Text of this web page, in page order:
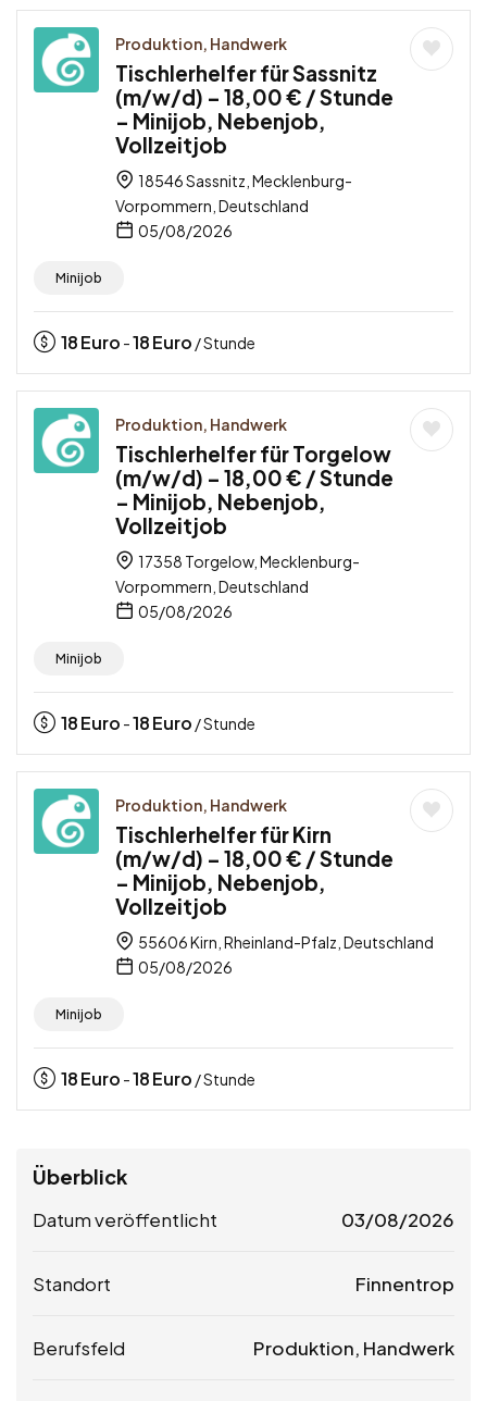
Produktion, Handwerk
Tischlerhelfer für Sassnitz
(m/w/d) – 18,00 € / Stunde
– Minijob, Nebenjob,
Vollzeitjob
18546 Sassnitz, Mecklenburg-
Vorpommern, Deutschland
05/08/2026
Minijob
18Euro -18Euro / Stunde
Produktion, Handwerk
Tischlerhelfer für Torgelow
(m/w/d) – 18,00 € / Stunde
– Minijob, Nebenjob,
Vollzeitjob
17358 Torgelow, Mecklenburg-
Vorpommern, Deutschland
05/08/2026
Minijob
18Euro -18Euro / Stunde
Produktion, Handwerk
Tischlerhelfer für Kirn
(m/w/d) – 18,00 € / Stunde
– Minijob, Nebenjob,
Vollzeitjob
55606 Kirn, Rheinland-Pfalz, Deutschland
05/08/2026
Minijob
18Euro -18Euro / Stunde
Überblick
Datum veröffentlicht 03/08/2026
Standort Finnentrop
Berufsfeld Produktion, Handwerk